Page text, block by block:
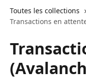
Toutes les collections
Transactions en